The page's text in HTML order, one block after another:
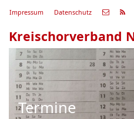
Impressum Datenschutz
Kreischorverband
Termine